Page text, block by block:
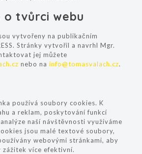
o tvůrci webu
vytvořeny na publikačním
Stránky vytvořil a navrhl Mgr.
jej můžete
nebo na info@tomasvalach.cz.
používá soubory cookies. K
a reklam, poskytování funkcí
naší návštěvnosti využíváme
jsou malé textové soubory,
webovými stránkami, aby
více efektivní.